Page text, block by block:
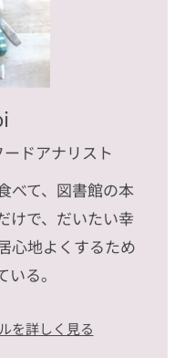
ドアナリスト
べて、図書館の本
けで、だいたい幸
心地よくするため
る。
を詳しく見る